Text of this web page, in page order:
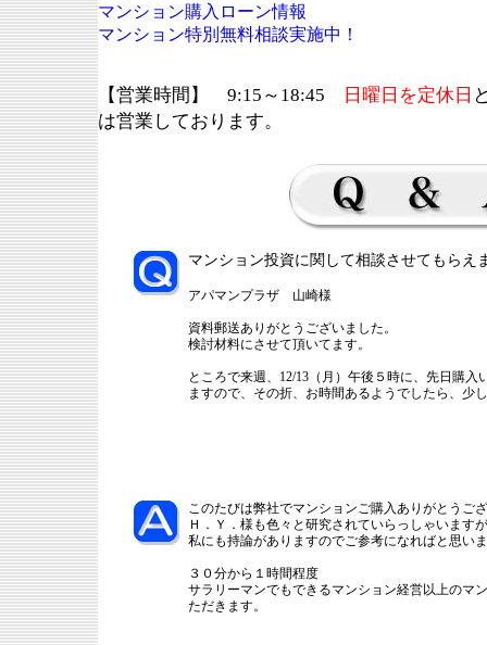
マンション購入ローン情報
マンション特別無料相談実施中！
【営業時間】 9:15～18:45 日曜日を定休日
は営業しております。
マンション投資に関して相談させてもらえ
アパマンプラザ 山崎様
資料郵送ありがとうございました。
検討材料にさせて頂いてます。
ところで来週、12/13（月）午後５時に、先日購
ますので、その折、お時間あるようでしたら、少
このたびは弊社でマンションご購入ありがとうご
Ｈ．Ｙ．様も色々と研究されていらっしゃいます
私にも持論がありますのでご参考になればと思い
３０分から１時間程度
サラリーマンでもできるマンション経営以上のマ
ただきます。